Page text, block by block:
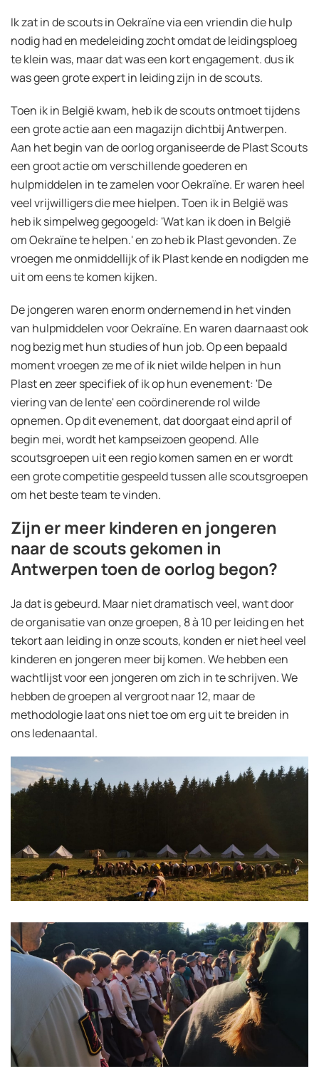
Ik zat in de scouts in Oekraïne via een vriendin die hulp
nodig had en medeleiding zocht omdat de leidingsploeg
te klein was, maar dat was een kort engagement. dus ik
was geen grote expert in leiding zijn in de scouts.
Toen ik in België kwam, heb ik de scouts ontmoet tijdens
een grote actie aan een magazijn dichtbij Antwerpen.
Aan het begin van de oorlog organiseerde de Plast Scouts
een groot actie om verschillende goederen en
hulpmiddelen in te zamelen voor Oekraïne. Er waren heel
veel vrijwilligers die mee hielpen. Toen ik in België was
heb ik simpelweg gegoogeld: 'Wat kan ik doen in België
om Oekraïne te helpen.' en zo heb ik Plast gevonden. Ze
vroegen me onmiddellijk of ik Plast kende en nodigden me
uit om eens te komen kijken.
De jongeren waren enorm ondernemend in het vinden
van hulpmiddelen voor Oekraïne. En waren daarnaast ook
nog bezig met hun studies of hun job. Op een bepaald
moment vroegen ze me of ik niet wilde helpen in hun
Plast en zeer specifiek of ik op hun evenement: 'De
viering van de lente' een coördinerende rol wilde
opnemen. Op dit evenement, dat doorgaat eind april of
begin mei, wordt het kampseizoen geopend. Alle
scoutsgroepen uit een regio komen samen en er wordt
een grote competitie gespeeld tussen alle scoutsgroepen
om het beste team te vinden.
Zijn er meer kinderen en jongeren
naar de scouts gekomen in
Antwerpen toen de oorlog begon?
Ja dat is gebeurd. Maar niet dramatisch veel, want door
de organisatie van onze groepen, 8 à 10 per leiding en het
tekort aan leiding in onze scouts, konden er niet heel veel
kinderen en jongeren meer bij komen. We hebben een
wachtlijst voor een jongeren om zich in te schrijven. We
hebben de groepen al vergroot naar 12, maar de
methodologie laat ons niet toe om erg uit te breiden in
ons ledenaantal.